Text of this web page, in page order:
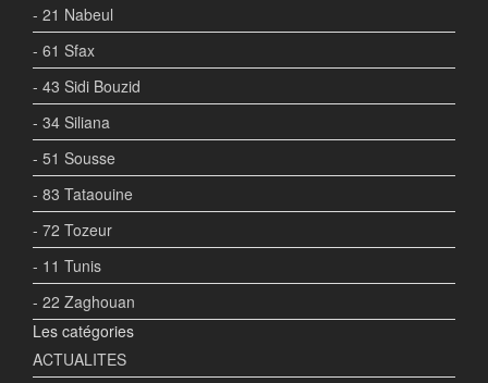
- 21 Nabeul
- 61 Sfax
- 43 Sidi Bouzid
- 34 Siliana
- 51 Sousse
- 83 Tataouine
- 72 Tozeur
- 11 Tunis
- 22 Zaghouan
Les catégories
ACTUALITES